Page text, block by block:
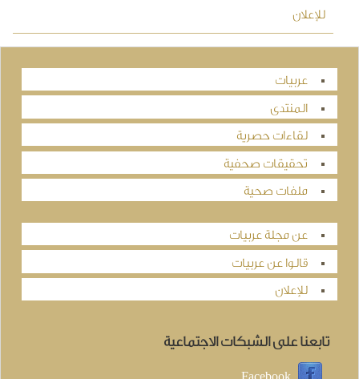
للإعلان
عربيات
المنتدى
لقاءات حصرية
تحقيقات صحفية
ملفات صحية
عن مجلة عربيات
قالوا عن عربيات
للإعلان
تابعنا على الشبكات الاجتماعية